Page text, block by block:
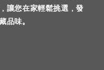
讓您在家輕鬆挑選，發
品味。